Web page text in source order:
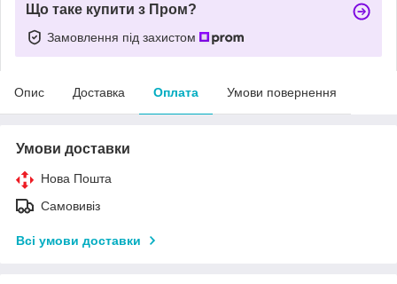
Що таке купити з Пром?
Замовлення під захистом
Опис Доставка Оплата Умови повернення
Умови доставки
Нова Пошта
Самовивіз
Всі умови доставки